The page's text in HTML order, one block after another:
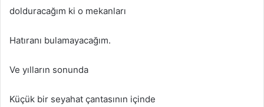
dolduracağım ki o mekanları
Hatıranı bulamayacağım.
Ve yılların sonunda
Küçük bir seyahat çantasının içinde